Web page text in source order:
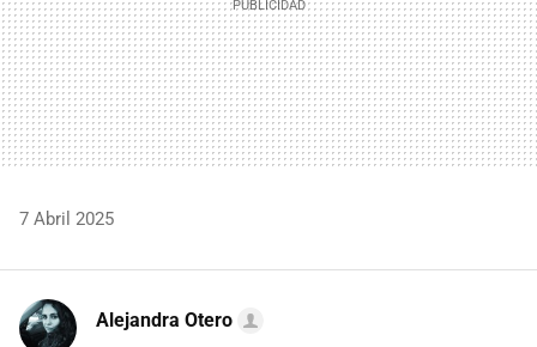
7 Abril 2025
Alejandra Otero